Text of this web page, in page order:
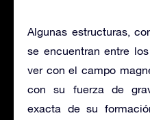
Algunas estructuras,
se encuentran entre
ver con el campo
con su fuerza de
exacta de su